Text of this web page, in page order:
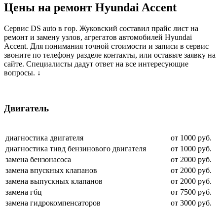
Цены на ремонт Hyundai Accent
Сервис DS auto в гор. Жуковский составил прайс лист на
ремонт и замену узлов, агрегатов автомобилей Hyundai
Accent. Для понимания точной стоимости и записи в сервис
звоните по телефону разделе контакты, или оставьте заявку на
сайте. Специалисты дадут ответ на все интересующие
вопросы. ↓
Двигатель
диагностика двигателя
от 1000 руб.
диагностика тнвд бензинового двигателя
от 1000 руб.
замена бензонасоса
от 2000 руб.
замена впускных клапанов
от 2000 руб.
замена выпускных клапанов
от 2000 руб.
замена гбц
от 7500 руб.
замена гидрокомпенсаторов
от 3000 руб.